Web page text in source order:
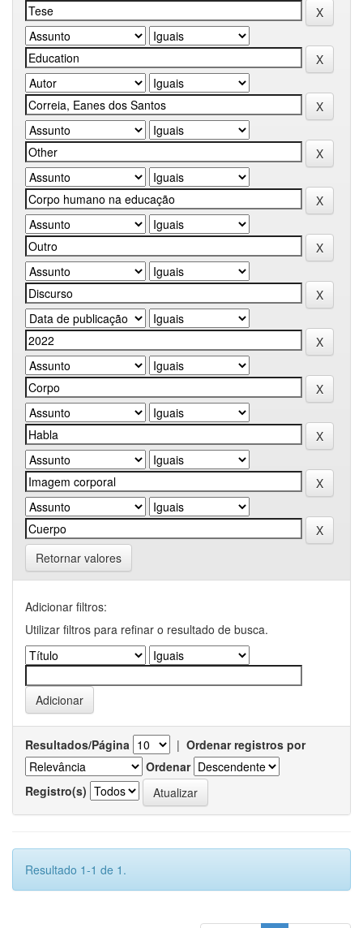
Retornar valores
Adicionar filtros:
Utilizar filtros para refinar o resultado de busca.
Resultados/Página | Ordenar registros por
Ordenar
Registro(s)
Resultado 1-1 de 1.